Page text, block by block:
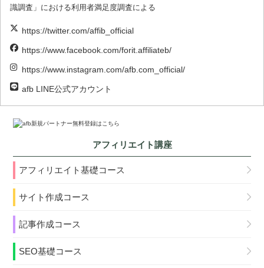
識調査」における利用者満足度調査による
https://twitter.com/affib_official
https://www.facebook.com/forit.affiliateb/
https://www.instagram.com/afb.com_official/
afb LINE公式アカウント
アフィリエイト講座
アフィリエイト基礎コース
サイト作成コース
記事作成コース
SEO基礎コース